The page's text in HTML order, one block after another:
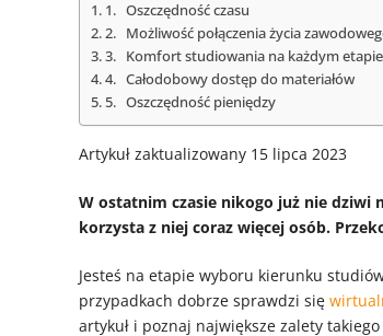
1. Oszczędność czasu
2. Możliwość połączenia życia
3. Komfort studiowania na każdym etapie
4. Całodobowy dostęp do materiałów
5. Oszczędność pieniędzy
Artykuł zaktualizowany 15 lipca 2023
W ostatnim czasie nikogo już nie dziwi
korzysta z niej coraz więcej osób.
Jesteś na etapie wyboru kierunku
przypadkach dobrze sprawdzi się
artykuł i poznaj największe zalety